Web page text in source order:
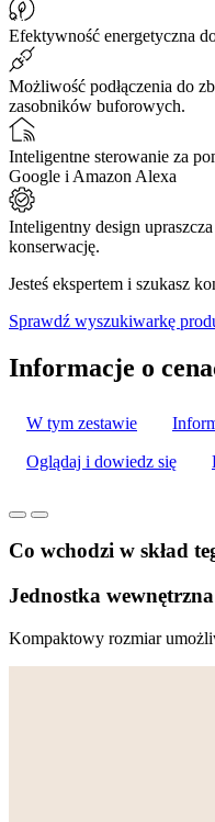
Efektywność energetyczna
Możliwość podłączenia do
zasobników buforowych.
Inteligentne sterowanie za
Google i Amazon Alexa
Inteligentny design
konserwację.
Jesteś ekspertem i szukasz
Sprawdź wyszukiwarkę
Informacje o
W tym zestawie
Oglądaj i dowiedz się
Co wchodzi w skład
Jednostka wewnętrzna
Kompaktowy rozmiar